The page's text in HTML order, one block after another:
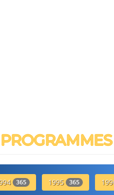
365 1995 365